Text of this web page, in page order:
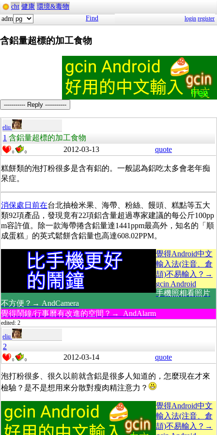
cht 健康 環境&毒物
adm
Find login register
含鋁量超標的加工食物
----------- Reply -----------
eliu
1 含鋁量超標的加工食物
0 0 2012-03-13 quote
糕餅類的泡打粉很多是含有鋁的。一般認為鋁吃太多會老年痴
呆症。
消保處日前在台北抽檢米果、海帶、粉絲、饅頭、糕點等五大
類92項產品，發現竟有22項鋁含量超過專家建議的每公斤100pp
m容許值。除一款海帶捲含鋁量達1441ppm最高外，知名的「順
成蛋糕」的英式鬆餅含鋁量也高達608.02PPM。
覺得Android中文
輸入法(注音、倉
頡)不易輸入？→
gcin Android
手機照相看照片
不方便？→ AndCamera
覺得鬧鐘/行事曆有改進的空間？→ AndAlarm
edited: 2
eliu
2
0 0 2012-03-14 quote
泡打粉很多、很久以前就含鋁是很多人知道的，怎麼現在才來
檢驗？是不是想用來分散對瘦肉精注意力？
覺得Android中文
輸入法(注音、倉
頡)不易輸入？→